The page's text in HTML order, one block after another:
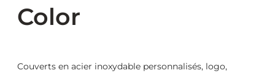
Color
Couverts en acier inoxydable personnalisés, logo,